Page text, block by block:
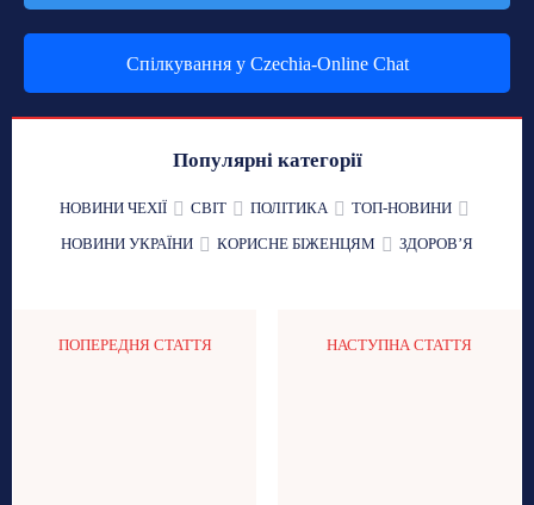
Спілкування у Czechia-Online Chat
Популярні категорії
НОВИНИ ЧЕХІЇ СВІТ ПОЛІТИКА
ТОП-НОВИНИ
НОВИНИ УКРАЇНИ
КОРИСНЕ БІЖЕНЦЯМ ЗДОРОВʼЯ
ПОПЕРЕДНЯ СТАТТЯ НАСТУПНА СТАТТЯ